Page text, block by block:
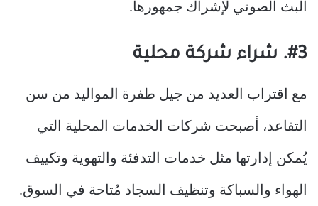
البث الصوتي لإشراك جمهورها.
#3. شراء شركة محلية
مع اقتراب العديد من جيل طفرة المواليد من سن
التقاعد، أصبحت شركات الخدمات المحلية التي
يُمكن إدارتها مثل خدمات التدفئة والتهوية وتكييف
الهواء والسباكة وتنظيف السجاد مُتاحة في السوق.